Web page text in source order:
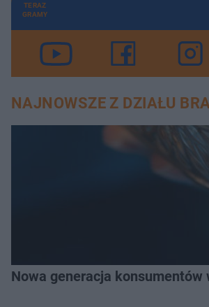
TERAZ
GRAMY
NAJNOWSZE Z DZIAŁU
Nowa generacja